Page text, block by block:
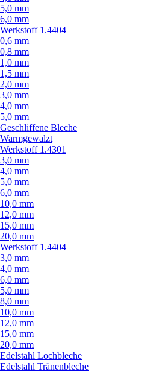
5,0 mm
6,0 mm
Werkstoff 1.4404
0,6 mm
0,8 mm
1,0 mm
1,5 mm
2,0 mm
3,0 mm
4,0 mm
5,0 mm
Geschliffene Bleche
Warmgewalzt
Werkstoff 1.4301
3,0 mm
4,0 mm
5,0 mm
6,0 mm
10,0 mm
12,0 mm
15,0 mm
20,0 mm
Werkstoff 1.4404
3,0 mm
4,0 mm
6,0 mm
5,0 mm
8,0 mm
10,0 mm
12,0 mm
15,0 mm
20,0 mm
Edelstahl Lochbleche
Edelstahl Tränenbleche